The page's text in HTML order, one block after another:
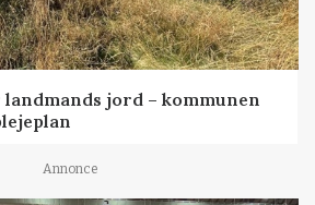
jord – kommunen
Annonce